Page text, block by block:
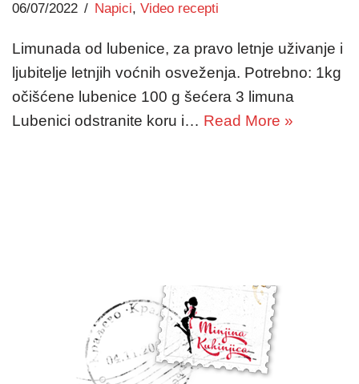
06/07/2022 Napici, Video recepti
Limunada od lubenice, za pravo letnje uživanje i
ljubitelje letnjih voćnih osveženja. Potrebno: 1kg
očišćene lubenice 100 g šećera 3 limuna
Lubenici odstranite koru i… Read More »